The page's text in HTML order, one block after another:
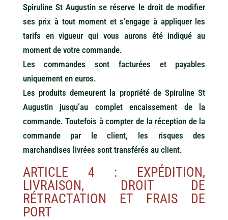
Spiruline St Augustin se réserve le droit de modifier
ses prix à tout moment et s’engage à appliquer les
tarifs en vigueur qui vous aurons été indiqué au
moment de votre commande.
Les commandes sont facturées et payables
uniquement en euros.
Les produits demeurent la propriété de Spiruline St
Augustin jusqu’au complet encaissement de la
commande. Toutefois à compter de la réception de la
commande par le client, les risques des
marchandises livrées sont transférés au client.
ARTICLE 4 : EXPÉDITION,
LIVRAISON, DROIT DE
RÉTRACTATION ET FRAIS DE
PORT